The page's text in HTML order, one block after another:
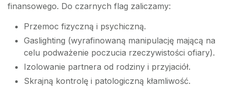
finansowego. Do czarnych flag zaliczamy:
Przemoc fizyczną i psychiczną.
Gaslighting (wyrafinowaną manipulację mającą na
celu podważenie poczucia rzeczywistości ofiary).
Izolowanie partnera od rodziny i przyjaciół.
Skrajną kontrolę i patologiczną kłamliwość.